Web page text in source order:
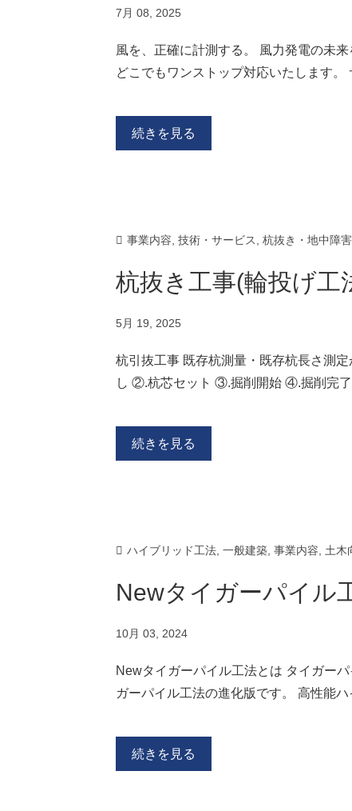
7月 08, 2025
風を、正確に計測する。 風力発電の未
どこでもワンストップ対応いたします
続きを見る
事業内容 技術・サービス 杭抜き・地中障
杭抜き工事(輪投げ工
5月 19, 2025
杭引抜工事 既存杭測量・既存杭長さ測
し ②.杭芯セット ③.掘削開始 ④.掘削完
続きを見る
ハイブリッド工法 一般建築 事業内容 土木
Newタイガーパイル
10月 03, 2024
Newタイガーパイル工法とは タイガー
ガーパイル工法の進化版です。 高性能
続きを見る